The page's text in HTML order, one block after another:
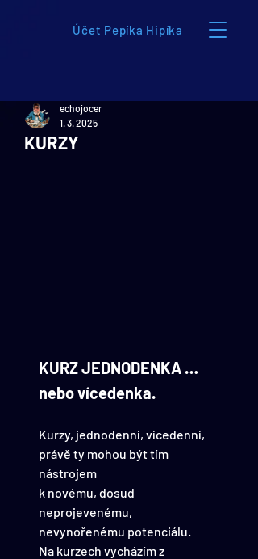
Účet Pepíka Hipíka
KURZY
echojocer
1. 3. 2025
KURZ JEDNODENKA …
nebo vícedenka.
Kurzy, jednodenní, vícedenní,
právě ty mohou být tím
nástrojem
k novému, dosud
neprojevenému,
nevynořenému potenciálu.
Na kurzech vycházím z